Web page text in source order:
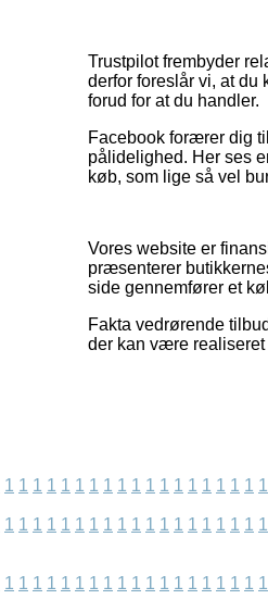
Trustpilot frembyder
derfor foreslår vi, at du
forud for at du handler.
Facebook forærer dig
pålidelighed. Her ses
køb, som lige så vel
Vores website er
præsenterer
side gennemfører et
Fakta vedrørende
der kan være realiseret
1 1 1 1 1 1 1 1 1 1 1 1 1 1 1 1 1 1 1
1 1 1 1 1 1 1 1 1 1 1 1 1 1 1 1 1 1 1
1 1 1 1 1 1 1 1 1 1 1 1 1 1 1 1 1 1 1